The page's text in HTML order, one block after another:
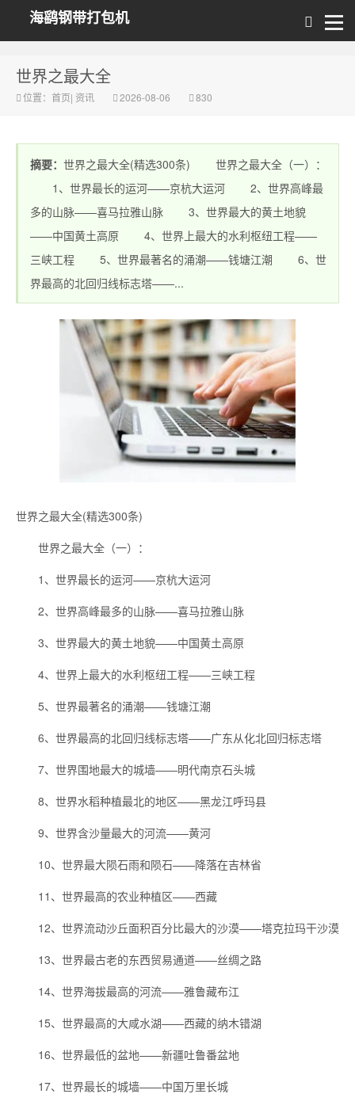
海鹞钢带打包机
世界之最大全
位置： 首页| 资讯 2026-08-06 830
摘要： 世界之最大全(精选300条) 世界之最大全（一）：
1、世界最长的运河——京杭大运河 2、世界高峰最
多的山脉——喜马拉雅山脉 3、世界最大的黄土地貌
——中国黄土高原 4、世界上最大的水利枢纽工程——
三峡工程 5、世界最著名的涌潮——钱塘江潮 6、世
界最高的北回归线标志塔——...
世界之最大全(精选300条)
世界之最大全（一）：
1、世界最长的运河——京杭大运河
2、世界高峰最多的山脉——喜马拉雅山脉
3、世界最大的黄土地貌——中国黄土高原
4、世界上最大的水利枢纽工程——三峡工程
5、世界最著名的涌潮——钱塘江潮
6、世界最高的北回归线标志塔——广东从化北回归标志塔
7、世界围地最大的城墙——明代南京石头城
8、世界水稻种植最北的地区——黑龙江呼玛县
9、世界含沙量最大的河流——黄河
10、世界最大陨石雨和陨石——降落在吉林省
11、世界最高的农业种植区——西藏
12、世界流动沙丘面积百分比最大的沙漠——塔克拉玛干沙漠
13、世界最古老的东西贸易通道——丝绸之路
14、世界海拔最高的河流——雅鲁藏布江
15、世界最高的大咸水湖——西藏的纳木错湖
16、世界最低的盆地——新疆吐鲁番盆地
17、世界最长的城墙——中国万里长城